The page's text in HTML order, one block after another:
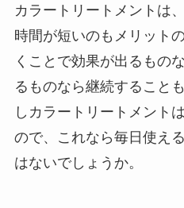
カラートリートメントは
時間が短いのもメリット
くことで効果が出るもの
るものなら継続すること
しカラートリートメント
ので、これなら毎日使え
はないでしょうか。